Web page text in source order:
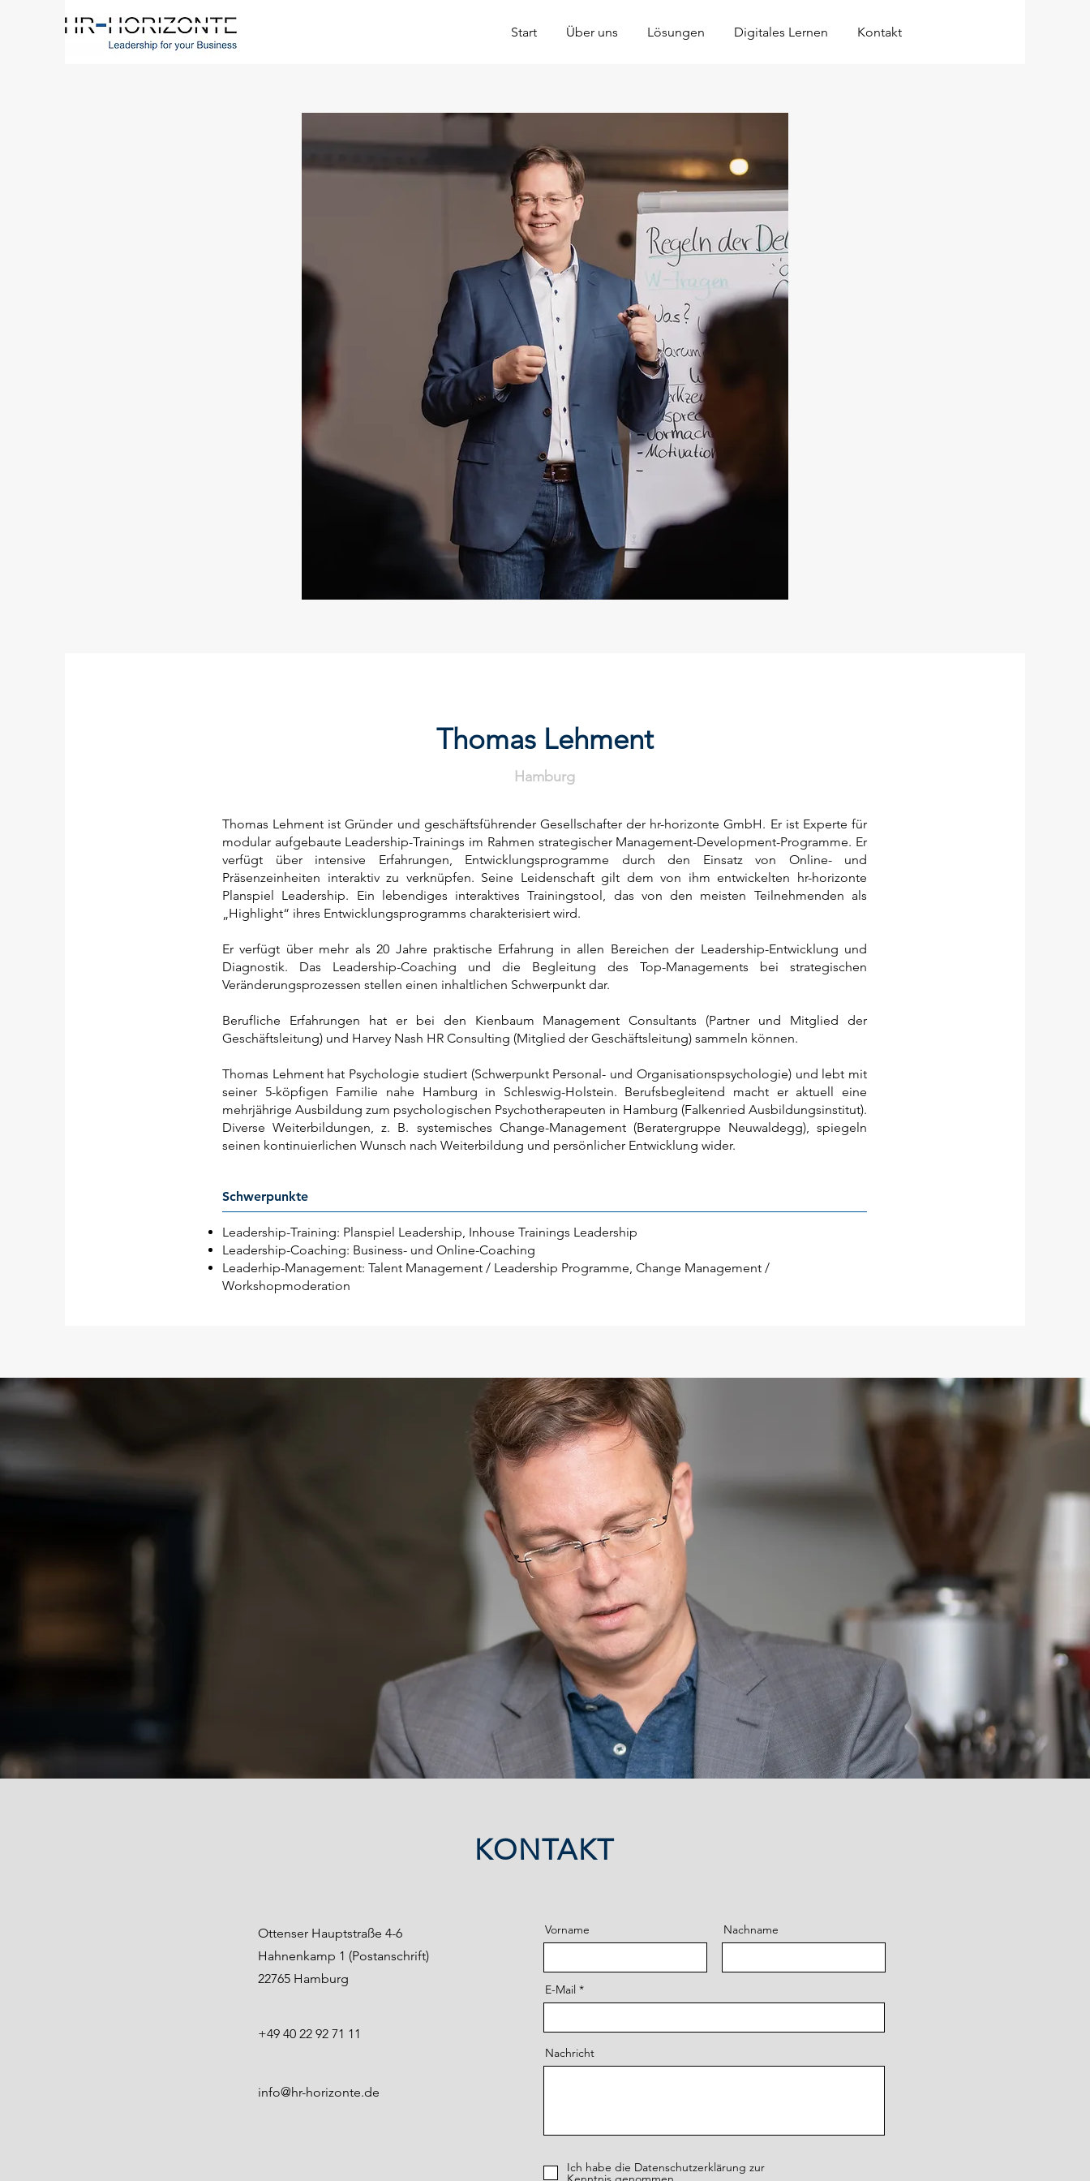
Start Über uns Lösungen Digitales Lernen Kontakt
Thomas Lehment
Hamburg
Thomas Lehment ist Gründer und geschäftsführender Gesellschafter der hr-horizonte GmbH. Er ist Experte für
modular aufgebaute Leadership-Trainings im Rahmen strategischer Management-Development-Programme. Er
verfügt über intensive Erfahrungen, Entwicklungsprogramme durch den Einsatz von Online- und
Präsenzeinheiten interaktiv zu verknüpfen. Seine Leidenschaft gilt dem von ihm entwickelten hr-horizonte
Planspiel Leadership. Ein lebendiges interaktives Trainingstool, das von den meisten Teilnehmenden als
„Highlight“ ihres Entwicklungsprogramms charakterisiert wird.
Er verfügt über mehr als 20 Jahre praktische Erfahrung in allen Bereichen der Leadership-Entwicklung und
Diagnostik. Das Leadership-Coaching und die Begleitung des Top-Managements bei strategischen
Veränderungsprozessen stellen einen inhaltlichen Schwerpunkt dar.
Berufliche Erfahrungen hat er bei den Kienbaum Management Consultants (Partner und Mitglied der
Geschäftsleitung) und Harvey Nash HR Consulting (Mitglied der Geschäftsleitung) sammeln können.
Thomas Lehment hat Psychologie studiert (Schwerpunkt Personal- und Organisationspsychologie) und lebt mit
seiner 5-köpfigen Familie nahe Hamburg in Schleswig-Holstein. Berufsbegleitend macht er aktuell eine
mehrjährige Ausbildung zum psychologischen Psychotherapeuten in Hamburg (Falkenried Ausbildungsinstitut).
Diverse Weiterbildungen, z. B. systemisches Change-Management (Beratergruppe Neuwaldegg), spiegeln
seinen kontinuierlichen Wunsch nach Weiterbildung und persönlicher Entwicklung wider.
Schwerpunkte
Leadership-Training: Planspiel Leadership, Inhouse Trainings Leadership
Leadership-Coaching: Business- und Online-Coaching
Leaderhip-Management: Talent Management / Leadership Programme, Change Management /
Workshopmoderation
KONTAKT
Ottenser Hauptstraße 4-6
Hahnenkamp 1 (Postanschrift)
22765 Hamburg
+49 40 22 92 71 11
info@hr-horizonte.de
Vorname Nachname
E-Mail
Nachricht
Ich habe die Datenschutzerklärung zur